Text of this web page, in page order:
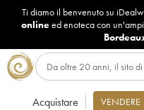
Ti diamo il benvenuto su
onlineed enoteca con
Acquistare VENDERE